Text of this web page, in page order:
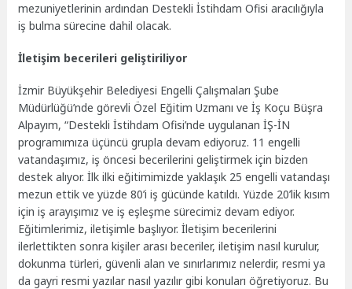
mezuniyetlerinin ardından Destekli İstihdam Ofisi aracılığıyla
iş bulma sürecine dahil olacak.
İletişim becerileri geliştiriliyor
İzmir Büyükşehir Belediyesi Engelli Çalışmaları Şube
Müdürlüğü’nde görevli Özel Eğitim Uzmanı ve İş Koçu Büşra
Alpayım, “Destekli İstihdam Ofisi’nde uygulanan İŞ-İN
programımıza üçüncü grupla devam ediyoruz. 11 engelli
vatandaşımız, iş öncesi becerilerini geliştirmek için bizden
destek alıyor. İlk ilki eğitimimizde yaklaşık 25 engelli vatandaşı
mezun ettik ve yüzde 80’i iş gücünde katıldı. Yüzde 20’lik kısım
için iş arayışımız ve iş eşleşme sürecimiz devam ediyor.
Eğitimlerimiz, iletişimle başlıyor. İletişim becerilerini
ilerlettikten sonra kişiler arası beceriler, iletişim nasıl kurulur,
dokunma türleri, güvenli alan ve sınırlarımız nelerdir, resmi ya
da gayri resmi yazılar nasıl yazılır gibi konuları öğretiyoruz. Bu